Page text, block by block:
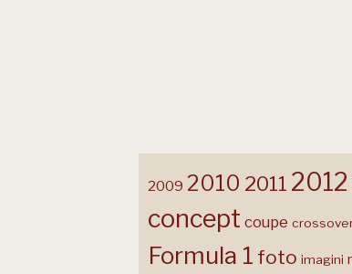
2009 2010 2011 2012
concept coupe
Formula 1 foto imagini